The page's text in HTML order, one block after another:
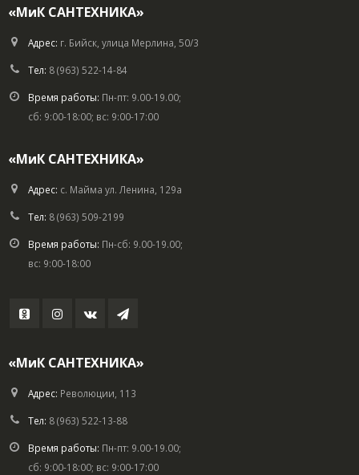
«МиК САНТЕХНИКА»
Адрес: г. Бийск, улица Мерлина, 50/3
Тел: 8 (963) 522-14-84
Время работы: Пн-пт: 9.00-19.00;
сб: 9:00-18:00; вс: 9:00-17:00
«МиК САНТЕХНИКА»
Адрес: с. Майма ул. Ленина, 129а
Тел: 8 (963) 509-2199
Время работы: Пн-сб: 9.00-19.00;
вс: 9:00-18:00
«МиК САНТЕХНИКА»
Адрес: Революции, 113
Тел: 8 (963) 522-13-88
Время работы: Пн-пт: 9.00-19.00;
сб: 9:00-18:00; вс: 9:00-17:00